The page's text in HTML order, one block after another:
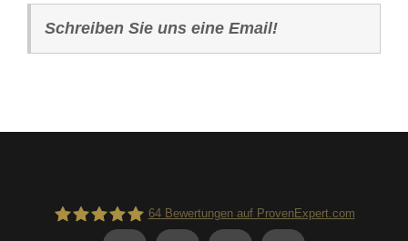
Schreiben Sie uns eine Email!
64Bewertungen auf ProvenExpert.com